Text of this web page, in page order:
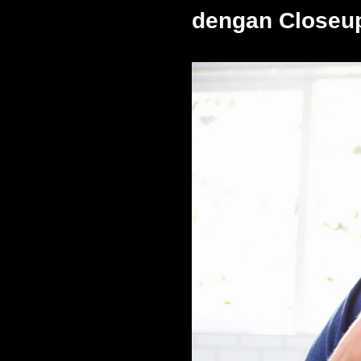
dengan